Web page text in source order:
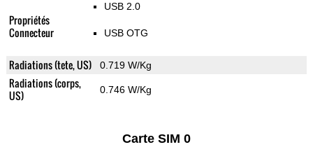
Propriétés
Connecteur
USB 2.0
USB OTG
Radiations (tete, US) 0.719 W/Kg
Radiations (corps,
US)
0.746 W/Kg
Carte SIM 0